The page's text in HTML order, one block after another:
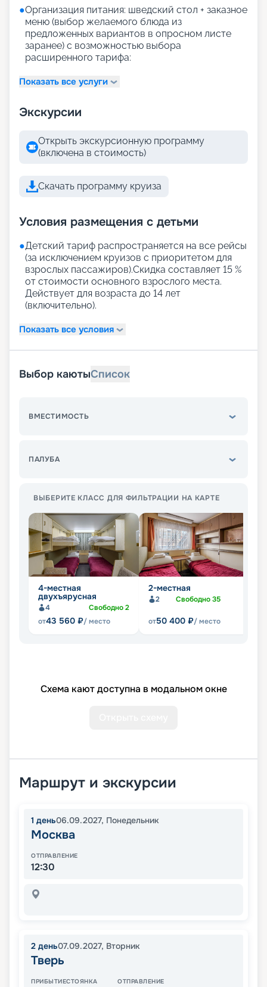
●Организация питания: шведский стол + заказное
меню (выбор желаемого блюда из
предложенных вариантов в опросном листе
заранее) с возможностью выбора
расширенного тарифа:
Показать все услуги
Экскурсии
Открыть экскурсионную программу
(включена в стоимость)
Скачать программу круиза
Условия размещения с детьми
●Детский тариф распространяется на все рейсы
(за исключением круизов с приоритетом для
взрослых пассажиров).Скидка составляет 15 %
от стоимости основного взрослого места.
Действует для возраста до 14 лет
(включительно).
Показать все условия
Выбор каютыСписок
ВМЕСТИМОСТЬ
ПАЛУБА
ВЫБЕРИТЕ КЛАСС ДЛЯ ФИЛЬТРАЦИИ НА КАРТЕ
4-местная
двухъярусная
4 Свободно2
от43 560 ₽/ место
2-местная
2 Свободно35
от50 400 ₽/ место
Схема кают доступна в модальном окне
Маршрут и экскурсии
1 день06.09.2027, Понедельник
Москва
ОТПРАВЛЕНИЕ
12:30
2 день07.09.2027, Вторник
Тверь
ПРИБЫТИЕСТОЯНКА ОТПРАВЛЕНИЕ